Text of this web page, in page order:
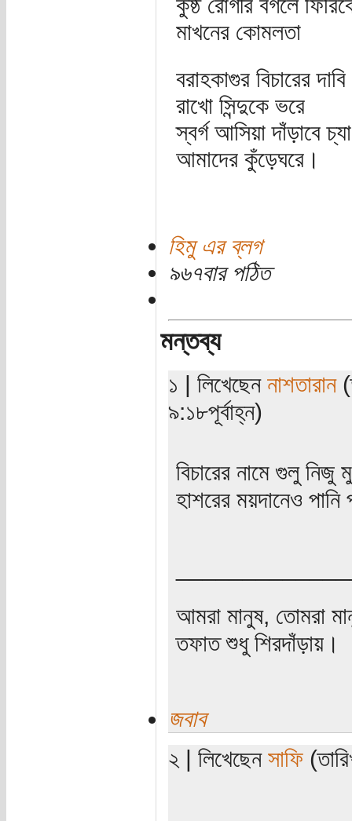
মাখনের কোমলতা
বরাহকাগুর বিচারের দাবি
রাখো সিন্দুকে ভরে
স্বর্গ আসিয়া দাঁড়াবে
আমাদের কুঁড়েঘরে।
হিমু এর ব্লগ
৯৬৭বার পঠিত
মন্তব্য
১ | লিখেছেন নাশতারান
৯:১৮পূর্বাহ্ন)
বিচারের নামে গুলু
হাশরের ময়দানেও
আমরা মানুষ, তোমরা
তফাত শুধু শিরদাঁড়ায়।
জবাব
২ | লিখেছেন সাফি